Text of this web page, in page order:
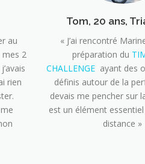
au
2
rien
Tom, 20 ans,
« J’ai rencontré
préparation du
CHALLENGE ayant des
définis autour de la
devais me pencher sur
est un élément
distance »